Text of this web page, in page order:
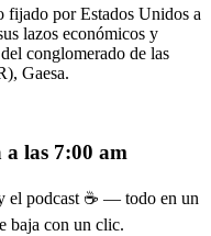
fijado por Estados Unidos a
lazos económicos y
conglomerado de las
Gaesa.
a las 7:00 am
el podcast ☕ — todo en un
baja con un clic.